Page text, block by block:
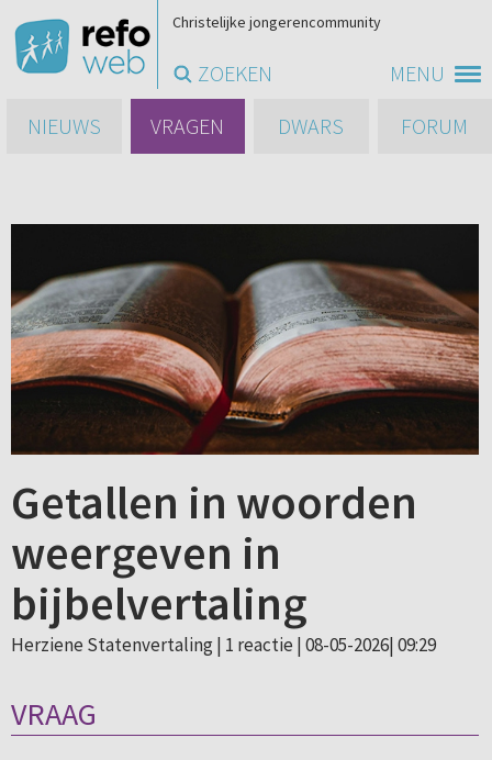
MENU
Christelijke jongerencommunity
ZOEKEN
NIEUWS
VRAGEN DWARS FORUM
Getallen in woorden
weergeven in
bijbelvertaling
Herziene Statenvertaling | 1 reactie | 08-05-2026| 09:29
VRAAG